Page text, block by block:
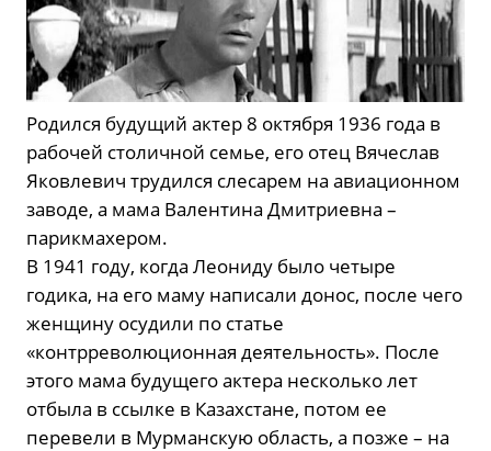
Родился будущий актер 8 октября 1936 года в
рабочей столичной семье, его отец Вячеслав
Яковлевич трудился слесарем на авиационном
заводе, а мама Валентина Дмитриевна –
парикмахером.
В 1941 году, когда Леониду было четыре
годика, на его маму написали донос, после чего
женщину осудили по статье
«контрреволюционная деятельность». После
этого мама будущего актера несколько лет
отбыла в ссылке в Казахстане, потом ее
перевели в Мурманскую область, а позже – на